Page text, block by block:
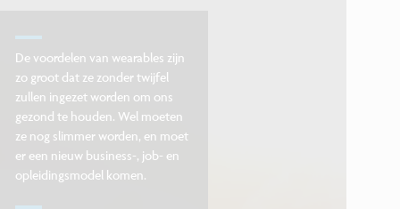
De voordelen van wearables zijn
zo groot dat ze zonder twijfel
zullen ingezet worden om ons
gezond te houden. Wel moeten
ze nog slimmer worden, en moet
er een nieuw business-, job- en
opleidingsmodel komen.